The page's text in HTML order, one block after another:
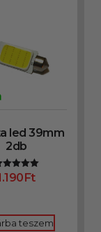
led 39mm
2db
5.00 Ft
teszem